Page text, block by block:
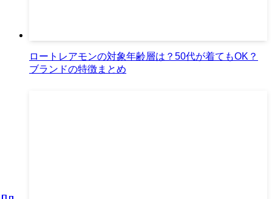
ロートレアモンの対象年齢層は？50代が着てもOK？
ブランドの特徴まとめ